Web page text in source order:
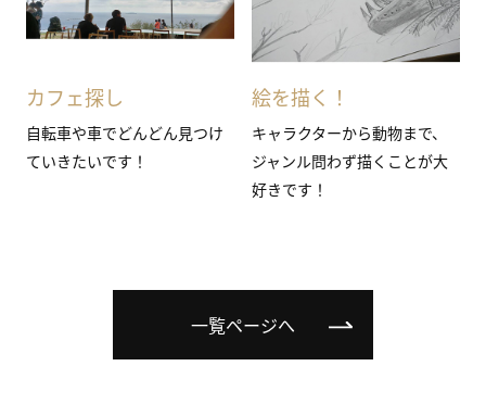
カフェ探し
自転車や車でどんどん見つけ
ていきたいです！
絵を描く！
キャラクターから動物まで、
ジャンル問わず描くことが大
好きです！
一覧ページへ